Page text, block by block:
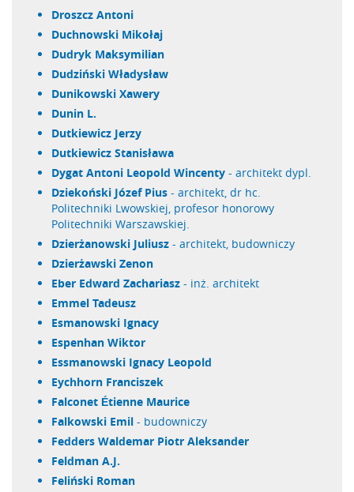
Droszcz Antoni
Duchnowski Mikołaj
Dudryk Maksymilian
Dudziński Władysław
Dunikowski Xawery
Dunin L.
Dutkiewicz Jerzy
Dutkiewicz Stanisława
Dygat Antoni Leopold Wincenty - architekt dypl.
Dziekoński Józef Pius - architekt, dr hc.
Politechniki Lwowskiej, profesor honorowy
Politechniki Warszawskiej.
Dzierżanowski Juliusz - architekt, budowniczy
Dzierżawski Zenon
Eber Edward Zachariasz - inż. architekt
Emmel Tadeusz
Esmanowski Ignacy
Espenhan Wiktor
Essmanowski Ignacy Leopold
Eychhorn Franciszek
Falconet Étienne Maurice
Falkowski Emil - budowniczy
Fedders Waldemar Piotr Aleksander
Feldman A.J.
Feliński Roman